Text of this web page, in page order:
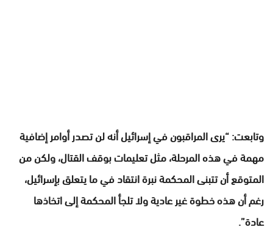
وتابعت: “يرى المراقبون في إسرائيل أنه لن تصدر أوامر إضافية
مهمة في هذه المرحلة، مثل تعليمات بوقف القتال، ولكن من
المتوقع أن تتبنى المحكمة نبرة انتقاد في ما يتعلق بإسرائيل،
رغم أن هذه خطوة غير عادية ولا تلجأ المحكمة إلى اتخاذها
عادة”.